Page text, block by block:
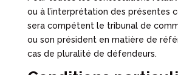
ou à l’interprétation des présentes
sera compétent le tribunal de
ou son président en matière de
cas de pluralité de défendeurs.